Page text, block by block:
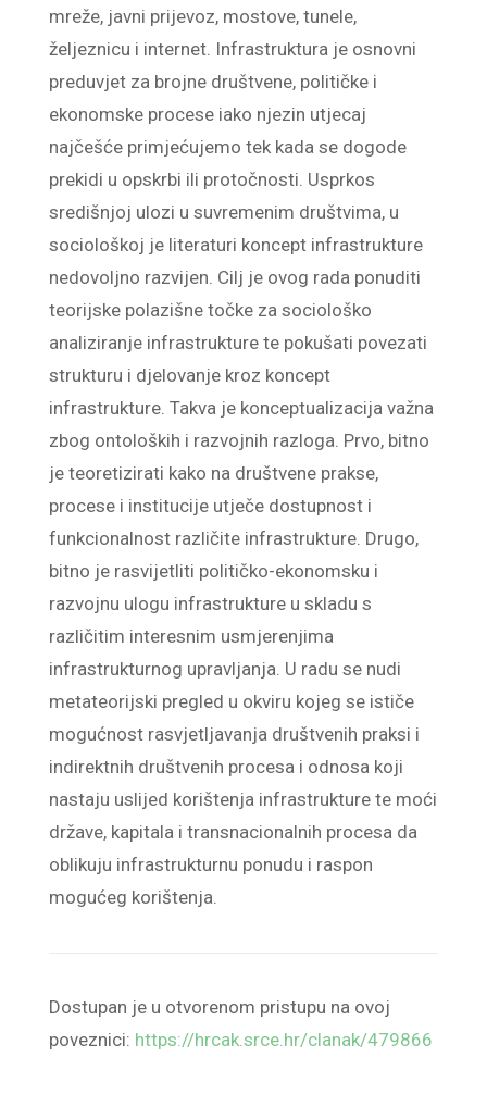
mreže, javni prijevoz, mostove, tunele,
željeznicu i internet. Infrastruktura je osnovni
preduvjet za brojne društvene, političke i
ekonomske procese iako njezin utjecaj
najčešće primjećujemo tek kada se dogode
prekidi u opskrbi ili protočnosti. Usprkos
središnjoj ulozi u suvremenim društvima, u
sociološkoj je literaturi koncept infrastrukture
nedovoljno razvijen. Cilj je ovog rada ponuditi
teorijske polazišne točke za sociološko
analiziranje infrastrukture te pokušati povezati
strukturu i djelovanje kroz koncept
infrastrukture. Takva je konceptualizacija važna
zbog ontoloških i razvojnih razloga. Prvo, bitno
je teoretizirati kako na društvene prakse,
procese i institucije utječe dostupnost i
funkcionalnost različite infrastrukture. Drugo,
bitno je rasvijetliti političko-ekonomsku i
razvojnu ulogu infrastrukture u skladu s
različitim interesnim usmjerenjima
infrastrukturnog upravljanja. U radu se nudi
metateorijski pregled u okviru kojeg se ističe
mogućnost rasvjetljavanja društvenih praksi i
indirektnih društvenih procesa i odnosa koji
nastaju uslijed korištenja infrastrukture te moći
države, kapitala i transnacionalnih procesa da
oblikuju infrastrukturnu ponudu i raspon
mogućeg korištenja.
Dostupan je u otvorenom pristupu na ovoj
poveznici: https://hrcak.srce.hr/clanak/479866